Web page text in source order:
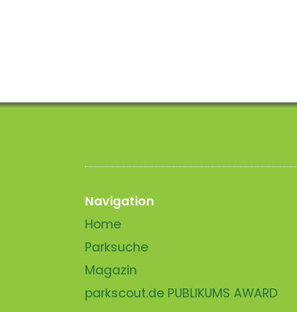
Navigation
Home
Parksuche
Magazin
parkscout.de PUBLIKUMS AWARD